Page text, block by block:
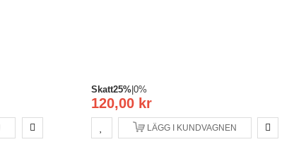
120,00 kr
Skatt25%| 0%
LÄGG I KUNDVAGNEN